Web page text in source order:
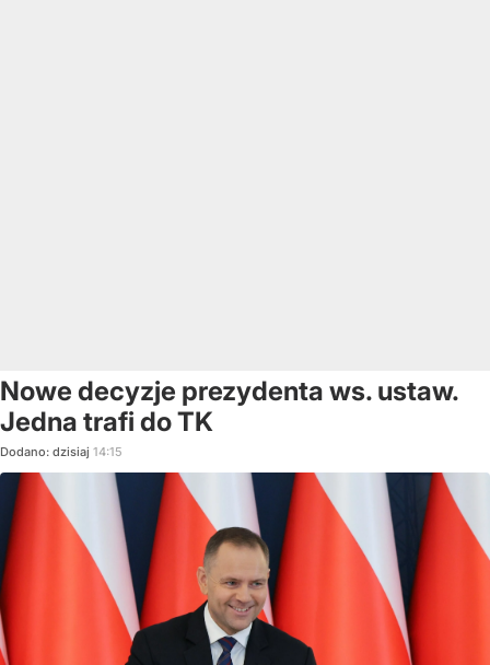
Nowe decyzje prezydenta ws. ustaw.
Jedna trafi do TK
Dodano: dzisiaj 14:15